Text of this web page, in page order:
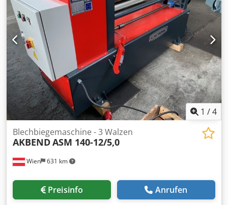
1 /4
Wien 631 km
Blechbiegemaschine - 3 Walzen
AKBENDASM 140-12/5,0
Preisinfo Anrufen